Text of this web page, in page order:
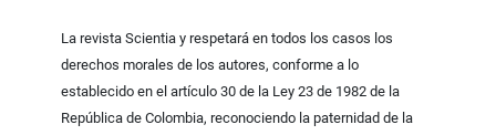
La revista Scientia y respetará en todos los casos los
derechos morales de los autores, conforme a lo
establecido en el artículo 30 de la Ley 23 de 1982 de la
República de Colombia, reconociendo la paternidad de la